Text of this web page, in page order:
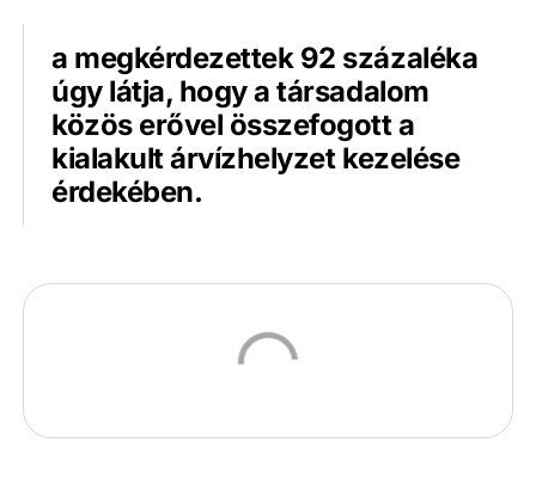
a megkérdezettek 92 százaléka
úgy látja, hogy a társadalom
közös erővel összefogott a
kialakult árvízhelyzet kezelése
érdekében.